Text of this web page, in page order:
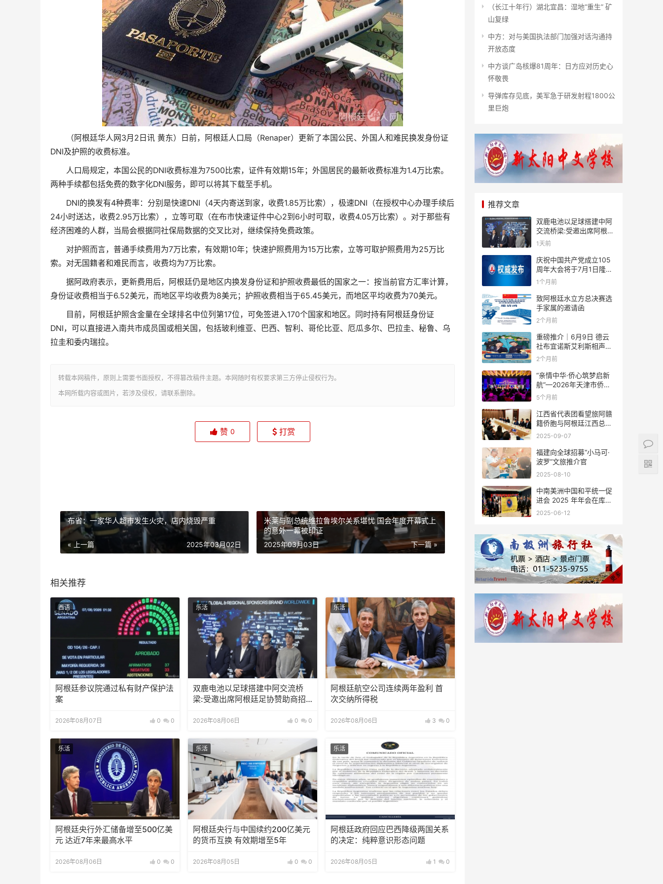
（阿根廷华人网3月2日讯 黄东）日前，阿根廷人口局（Renaper）更新了本国公民、外国人和难民换发身份证
DNI及护照的收费标准。
人口局规定，本国公民的DNI收费标准为7500比索，证件有效期15年；外国居民的最新收费标准为1.4万比索。
两种手续都包括免费的数字化DNI服务，即可以将其下载至手机。
DNI的换发有4种费率：分别是快速DNI（4天内寄送到家，收费1.85万比索），极速DNI（在授权中心办理手续后
24小时送达，收费2.95万比索），立等可取（在布市快速证件中心2到6小时可取，收费4.05万比索）。对于那些有
经济困难的人群，当局会根据同社保局数据的交叉比对，继续保持免费政策。
对护照而言，普通手续费用为7万比索，有效期10年；快速护照费用为15万比索，立等可取护照费用为25万比
索。对无国籍者和难民而言，收费均为7万比索。
据阿政府表示，更新费用后，阿根廷仍是地区内换发身份证和护照收费最低的国家之一：按当前官方汇率计算，
身份证收费相当于6.52美元，而地区平均收费为8美元；护照收费相当于65.45美元，而地区平均收费为70美元。
目前，阿根廷护照含金量在全球排名中位列第17位，可免签进入170个国家和地区。同时持有阿根廷身份证
DNI，可以直接进入南共市成员国或相关国，包括玻利维亚、巴西、智利、哥伦比亚、厄瓜多尔、巴拉圭、秘鲁、乌
拉圭和委内瑞拉。
转载本网稿件，原则上需要书面授权，不得篡改稿件主题。本网随时有权要求第三方停止侵权行为。
本网所载内容或图片，若涉及侵权，请联系删除。
赞 0 打赏
布省：一家华人超市发生火灾，店内烧毁严重
« 上一篇 2025年03月02日
米莱与副总统维拉鲁埃尔关系堪忧 国会年度开幕式上
的意外一幕被印证
下一篇 »
2025年03月03日
相关推荐
西语
阿根廷参议院通过私有财产保护法
案
2026年08月07日 0 0
乐活
双鹿电池以足球搭建中阿交流桥
梁:受邀出席阿根廷足协赞助商招
2026年08月06日 0 0
乐活
阿根廷航空公司连续两年盈利 首
次交纳所得税
2026年08月06日 3 0
乐活
阿根廷央行外汇储备增至500亿美
元 达近7年来最高水平
2026年08月06日 0 0
乐活
阿根廷央行与中国续约200亿美元
的货币互换 有效期增至5年
2026年08月05日 0 0
乐活
阿根廷政府回应巴西降级两国关系
的决定：纯粹意识形态问题
2026年08月05日 1 0
（长江十年行）湖北宜昌：湿地“重生” 矿
山复绿
中方：对与美国执法部门加强对话沟通持
开放态度
中方谈广岛核爆81周年：日方应对历史心
怀敬畏
导弹库存见底，美军急于研发射程1800公
里巨炮
推荐文章
双鹿电池以足球搭建中阿
交流桥梁:受邀出席阿根廷
足协赞助商招待会！
1天前
庆祝中国共产党成立105
周年大会将于7月1日隆重
举行
1个月前
致阿根廷水立方总决赛选
手家属的邀请函
2个月前
重磅推介｜6月9日 德云
社布宜诺斯艾利斯相声专
场！国风曲艺邂逅南美风
结！
2个月前
“亲情中华·侨心筑梦启新
航”—2026年天津市侨界
新春联谊活动成功举办
5个月前
江西省代表团看望旅阿赣
籍侨胞与阿根廷江西总商
会座谈
2025-09-07
福建向全球招募“小马可·
波罗”文旅推介官
2025-08-10
中南美洲中国和平统一促
进会 2025 年年会在库拉
索圆满举行，共绘反“独”
2025-06-12